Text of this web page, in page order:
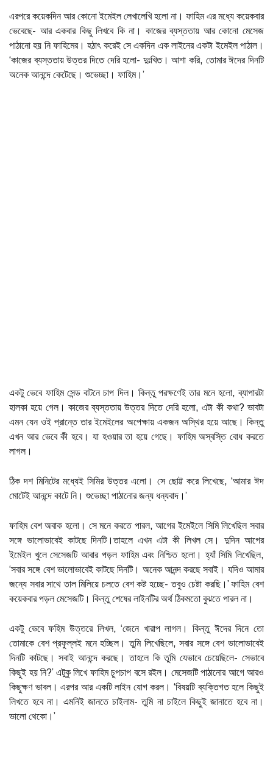
এরপরে কয়েকদিন আর কোনো ইমেইল লেখালেখি হলো না। ফাহিম এর মধ্যে কয়েকবার
ভেবেছে- আর একবার কিছু লিখবে কি না। কাজের ব্যস্ততায় আর কোনো মেসেজ
পাঠানো হয় নি ফাহিমের। হঠাৎ করেই সে একদিন এক লাইনের একটা ইমেইল পাঠাল।
‘কাজের ব্যস্ততায় উত্তর দিতে দেরি হলো- দুঃখিত। আশা করি, তোমার ঈদের দিনটি
অনেক আনন্দে কেটেছে। শুভেচ্ছা। ফাহিম।’
একটু ভেবে ফাহিম সেন্ড বাটনে চাপ দিল। কিন্তু পরক্ষণেই তার মনে হলো, ব্যাপারটা
হালকা হয়ে গেল। কাজের ব্যস্ততায় উত্তর দিতে দেরি হলো, এটা কী কথা? ভাবটা
এমন যেন ওই প্রান্তে তার ইমেইলের অপেক্ষায় একজন অস্থির হয়ে আছে। কিন্তু
এখন আর ভেবে কী হবে। যা হওয়ার তা হয়ে গেছে। ফাহিম অস্বস্তি বোধ করতে
লাগল।
ঠিক দশ মিনিটের মধ্যেই সিমির উত্তর এলো। সে ছোট্ট করে লিখেছে, ‘আমার ঈদ
মোটেই আনন্দে কাটে নি। শুভেচ্ছা পাঠানোর জন্য ধন্যবাদ।’
ফাহিম বেশ অবাক হলো। সে মনে করতে পারল, আগের ইমেইলে সিমি লিখেছিল সবার
সঙ্গে ভালোভাবেই কাটছে দিনটি।তাহলে এখন এটা কী লিখল সে। দুদিন আগের
ইমেইল খুলে সেসেজটি আবার পড়ল ফাহিম এবং নিশ্চিত হলো। হ্যাঁ সিমি লিখেছিল,
‘সবার সঙ্গে বেশ ভালোভাবেই কাটছে দিনটি। অনেক আনন্দ করছে সবাই। যদিও আমার
জন্যে সবার সাথে তাল মিলিয়ে চলতে বেশ কষ্ট হচ্ছে- তবুও চেষ্টা করছি।’ ফাহিম বেশ
কয়েকবার পড়ল মেসেজটি। কিন্তু শেষের লাইনটির অর্থ ঠিকমতো বুঝতে পারল না।
একটু ভেবে ফহিম উত্তরে লিখল, ‘জেনে খারাপ লাগল। কিন্তু ঈদের দিনে তো
তোমাকে বেশ প্রফুল্লই মনে হচ্ছিল। তুমি লিখেছিলে, সবার সঙ্গে বেশ ভালোভাবেই
দিনটি কাটছে। সবাই আনন্দে করছে। তাহলে কি তুমি যেভাবে চেয়েছিলে- সেভাবে
কিছুই হয় নি?’ এটুকু লিখে ফাহিম চুপচাপ বসে রইল। মেসেজটি পাঠানোর আগে আরও
কিছুক্ষণ ভাবল। এরপর আর একটি লাইন যোগ করল। ‘বিষয়টি ব্যক্তিগত হলে কিছুই
লিখতে হবে না। এমনিই জানতে চাইলাম- তুমি না চাইলে কিছুই জানাতে হবে না।
ভালো থেকো।’